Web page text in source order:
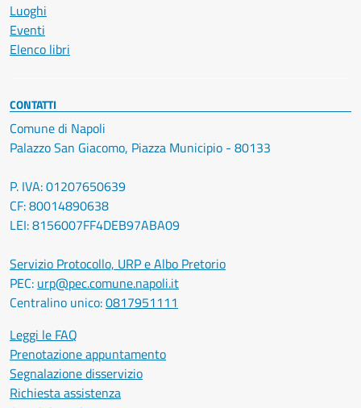
Luoghi
Eventi
Elenco libri
CONTATTI
Comune di Napoli
Palazzo San Giacomo, Piazza Municipio - 80133
P. IVA: 01207650639
CF: 80014890638
LEI: 8156007FF4DEB97ABA09
Servizio Protocollo, URP e Albo Pretorio
PEC: urp@pec.comune.napoli.it
Centralino unico:0817951111
Leggi le FAQ
Prenotazione appuntamento
Segnalazione disservizio
Richiesta assistenza